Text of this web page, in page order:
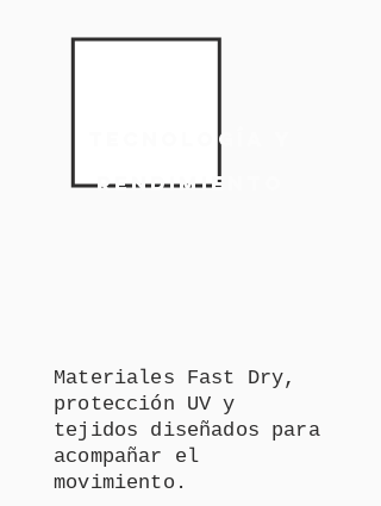
TECNOLOGÍA Y
RENDIMIENTO
Materiales Fast Dry,
protección UV y
tejidos diseñados para
acompañar el
movimiento.